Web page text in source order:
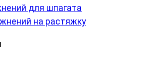
для шпагата
на растяжку